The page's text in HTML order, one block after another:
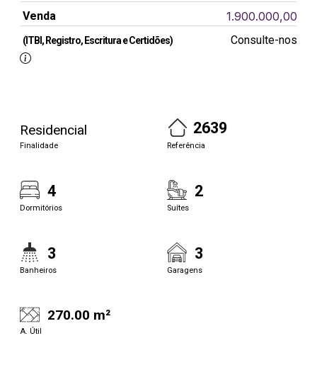
Venda
1.900.000,00
(ITBI, Registro, Escritura e Certidões) Consulte-nos
Residencial
Finalidade
2639
Referência
4
Dormitórios
2
Suítes
3
Banheiros
3
Garagens
270.00 m²
A. Útil